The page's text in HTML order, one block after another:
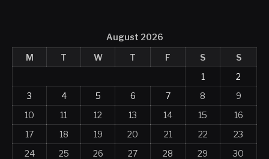
August 2026
M
T W T F S
S
1
2
3
4 5 6 7 8
9
10
11 12 13 14 15
16
17
18 19 20 21 22
23
24
25 26 27 28 29
30